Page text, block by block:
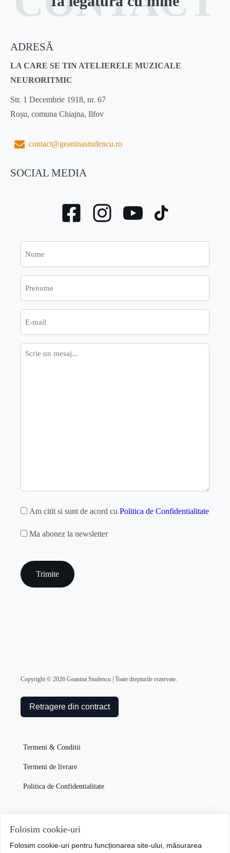
ADRESĂ
LA CARE SE TIN ATELIERELE MUZICALE
NEURORITMIC
Str. 1 Decembrie 1918, nr. 67
Roșu, comuna Chiajna, Ilfov
contact@geaninastudencu.ro
SOCIAL MEDIA
Mesaj
GDPR
Am citit si sunt de acord cu Politica de Confidentialitate
MAILCHIMP
Ma abonez la newsletter
Copyright © 2026 Geanina Studencu | Toate drepturile rezervate.
Retragere din contract
Termeni & Conditii
Termeni de livrare
Politica de Confidentialitate
Garanția Produselor
Cum plătesc
Folosim cookie-uri
Folosim cookie-uri pentru funcționarea site-ului, măsurarea